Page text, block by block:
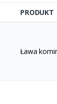
PRODUKT
Ława